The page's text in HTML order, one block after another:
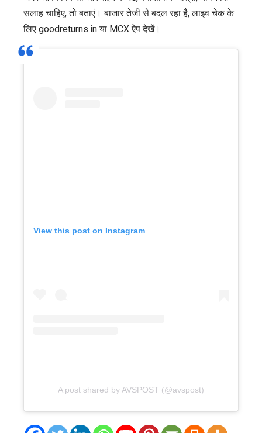
सलाह चाहिए, तो बताएं। बाजार तेजी से बदल रहा है, लाइव चेक के
लिए goodreturns.in या MCX ऐप देखें।
View this post on Instagram
A post shared by AVSPOST (@avspost)